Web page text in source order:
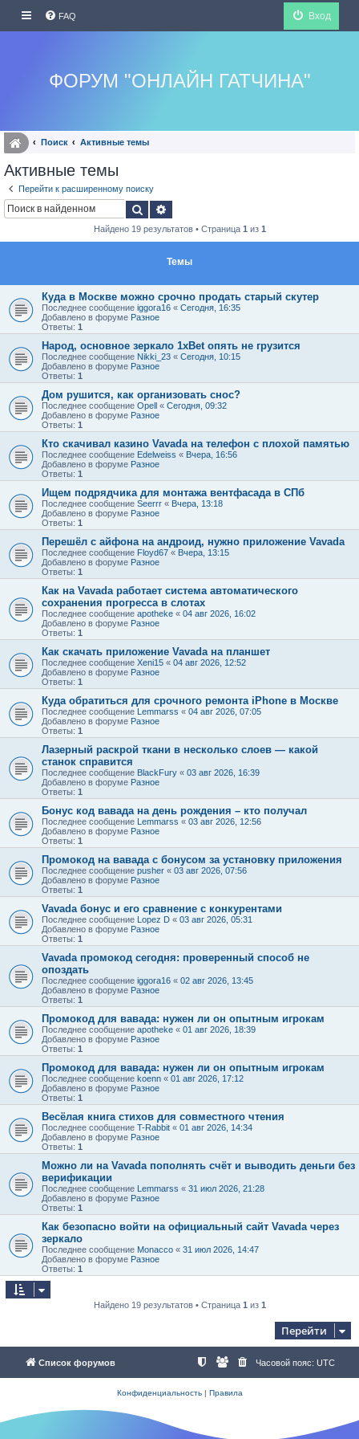
FAQ Вход
ФОРУМ "ОНЛАЙН ГАТЧИНА"
Поиск Активные темы
Активные темы
Перейти к расширенному поиску
Поиск
Найдено 19 результатов • Страница 1 из 1
Темы
Куда в Москве можно срочно продать старый скутер
Последнее сообщение iggora16 « Сегодня, 16:35
Добавлено в форуме Разное
Ответы: 1
Народ, основное зеркало 1xBet опять не грузится
Последнее сообщение Nikki_23 « Сегодня, 10:15
Добавлено в форуме Разное
Ответы: 1
Дом рушится, как организовать снос?
Последнее сообщение Opell « Сегодня, 09:32
Добавлено в форуме Разное
Ответы: 1
Кто скачивал казино Vavada на телефон с плохой памятью
Последнее сообщение Edelweiss « Вчера, 16:56
Добавлено в форуме Разное
Ответы: 1
Ищем подрядчика для монтажа вентфасада в СПб
Последнее сообщение Seerrr « Вчера, 13:18
Добавлено в форуме Разное
Ответы: 1
Перешёл с айфона на андроид, нужно приложение Vavada
Последнее сообщение Floyd67 « Вчера, 13:15
Добавлено в форуме Разное
Ответы: 1
Как на Vavada работает система автоматического
сохранения прогресса в слотах
Последнее сообщение apotheke « 04 авг 2026, 16:02
Добавлено в форуме Разное
Ответы: 1
Как скачать приложение Vavada на планшет
Последнее сообщение Xeni15 « 04 авг 2026, 12:52
Добавлено в форуме Разное
Ответы: 1
Куда обратиться для срочного ремонта iPhone в Москве
Последнее сообщение Lemmarss « 04 авг 2026, 07:05
Добавлено в форуме Разное
Ответы: 1
Лазерный раскрой ткани в несколько слоев — какой
станок справится
Последнее сообщение BlackFury « 03 авг 2026, 16:39
Добавлено в форуме Разное
Ответы: 1
Бонус код вавада на день рождения – кто получал
Последнее сообщение Lemmarss « 03 авг 2026, 12:56
Добавлено в форуме Разное
Ответы: 1
Промокод на вавада с бонусом за установку приложения
Последнее сообщение pusher « 03 авг 2026, 07:56
Добавлено в форуме Разное
Ответы: 1
Vavada бонус и его сравнение с конкурентами
Последнее сообщение Lopez D « 03 авг 2026, 05:31
Добавлено в форуме Разное
Ответы: 1
Vavada промокод сегодня: проверенный способ не
опоздать
Последнее сообщение iggora16 « 02 авг 2026, 13:45
Добавлено в форуме Разное
Ответы: 1
Промокод для вавада: нужен ли он опытным игрокам
Последнее сообщение apotheke « 01 авг 2026, 18:39
Добавлено в форуме Разное
Ответы: 1
Промокод для вавада: нужен ли он опытным игрокам
Последнее сообщение koenn « 01 авг 2026, 17:12
Добавлено в форуме Разное
Ответы: 1
Весёлая книга стихов для совместного чтения
Последнее сообщение T-Rabbit « 01 авг 2026, 14:34
Добавлено в форуме Разное
Ответы: 1
Можно ли на Vavada пополнять счёт и выводить деньги без
верификации
Последнее сообщение Lemmarss « 31 июл 2026, 21:28
Добавлено в форуме Разное
Ответы: 1
Как безопасно войти на официальный сайт Vavada через
зеркало
Последнее сообщение Monacco « 31 июл 2026, 14:47
Добавлено в форуме Разное
Ответы: 1
Найдено 19 результатов • Страница 1 из 1
Перейти
Список форумов Часовой пояс: UTC
Конфиденциальность| Правила